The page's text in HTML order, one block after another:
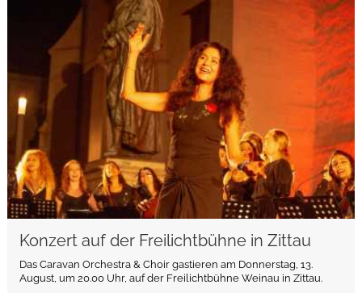
Konzert auf der Freilichtbühne in Zittau
Das Caravan Orchestra & Choir gastieren am Donnerstag, 13.
August, um 20.00 Uhr, auf der Freilichtbühne Weinau in Zittau.
weiterlesen